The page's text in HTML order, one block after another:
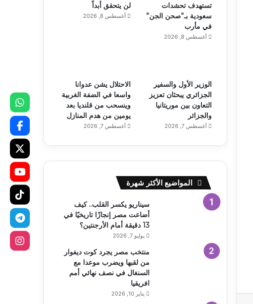
تستهدف تحشدات
سعودية بـ”صحن الجن”
في مأرب
أغسطس 8, 2026
لن يتحقق أبداً
أغسطس 8, 2026
الوزير الأول والسفير
الجزائري يبحثان تعزيز
التعاون بين موريتانيا
والجزائر
أغسطس 7, 2026
الاحتلال يشن عدوانا
واسعا في الضفة الغربية
وينسحب من قلنديا بعد
يومين من هدم المنازل
أغسطس 7, 2026
المواضيع الأكثر شهرة
سيناريو يكسر القلب.. كيف
أضاعت مصر إنجازًا تاريخيًا في
13 دقيقة أمام الأرجنتين؟
يوليو 7, 2026
منتخب مصر يجرد كوت ديفوار
من لقبها ويضرب موعدا مع
السنغال في نصف نهائي أمم
افريقيا
يناير 10, 2026